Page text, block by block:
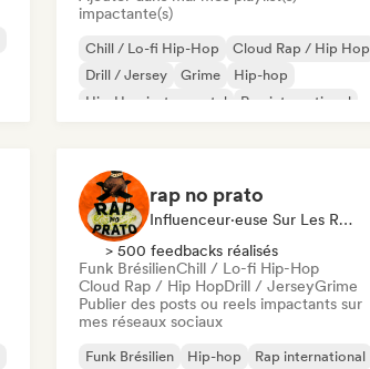
impactante(s)
Chill / Lo-fi Hip-Hop
Cloud Rap / Hip Hop
Drill / Jersey
Grime
Hip-hop
Hip-Hop instrumental
Rap international
rap no prato
Influenceur·euse Sur Les Réseaux Sociaux
> 500 feedbacks réalisés
Funk BrésilienChill / Lo-fi Hip-Hop
Cloud Rap / Hip HopDrill / JerseyGrime
Publier des posts ou reels impactants sur
mes réseaux sociaux
Funk Brésilien Hip-hop
Rap international